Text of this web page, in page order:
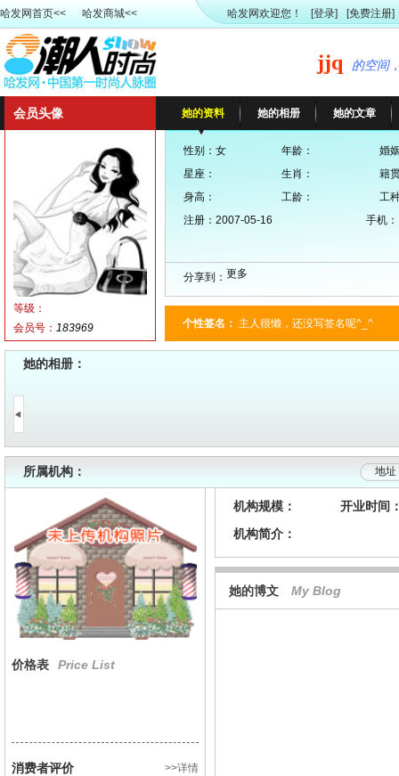
哈发网首页<< 哈发商城<< 哈发网欢迎您！ [登录] [免费注册]
jjq 的空间
会员头像 她的资料 她的相册 她的文章
等级：
会员号： 183969
性别：女 年龄：
婚
星座：
生肖：
籍
身高：
工龄：
工
注册：2007-05-16
手机：
分享到： 更多
个性签名： 主人很懒，还没写签名呢^_^
她的相册：
所属机构： 地址
价格表 Price List
>>详情
消费者评价
机构规模：
开业时间
机构简介：
她的博文 My Blog